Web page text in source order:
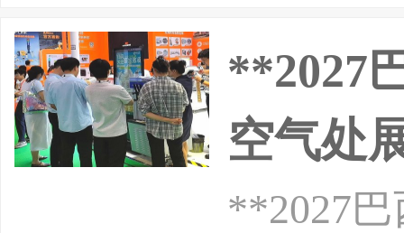
**2027
空气处
**2027